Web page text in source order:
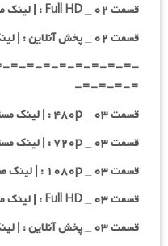
قسمت ۰۲ _ Full HD : | لینک مستقیم |
قسمت ۰۲ _ پخش آنلاین : | لینک مستقیم |
=-=-=-=-=-=-=-=-
=-=-=-=-
قسمت ۰۳ _ ۴۸۰p : | لینک مستقیم |
قسمت ۰۳ _ ۷۲۰p : | لینک مستقیم |
قسمت ۰۳ _ ۱۰۸۰p : | لینک مستقیم |
قسمت ۰۳ _ Full HD : | لینک مستقیم |
قسمت ۰۳ _ پخش آنلاین : | لینک مستقیم |